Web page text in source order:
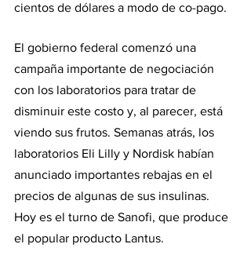
cientos de dólares a modo de co-pago.
El gobierno federal comenzó una
campaña importante de negociación
con los laboratorios para tratar de
disminuir este costo y, al parecer, está
viendo sus frutos. Semanas atrás, los
laboratorios Eli Lilly y Nordisk habían
anunciado importantes rebajas en el
precios de algunas de sus insulinas.
Hoy es el turno de Sanofi, que produce
el popular producto Lantus.